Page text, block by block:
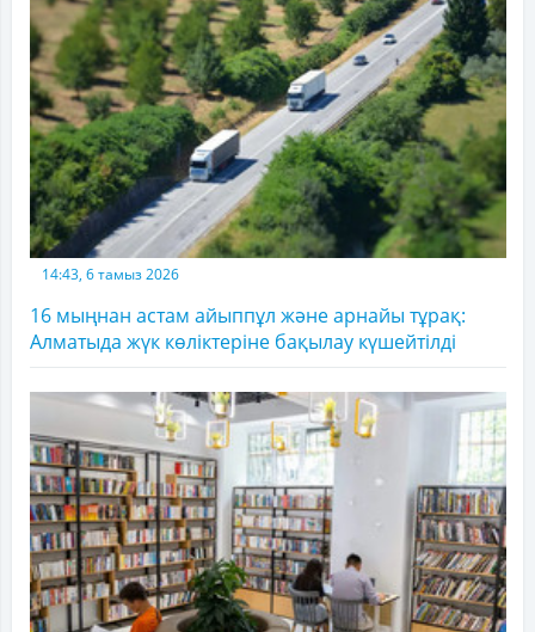
14:43, 6 тамыз 2026
16 мыңнан астам айыппұл және арнайы тұрақ:
Алматыда жүк көліктеріне бақылау күшейтілді